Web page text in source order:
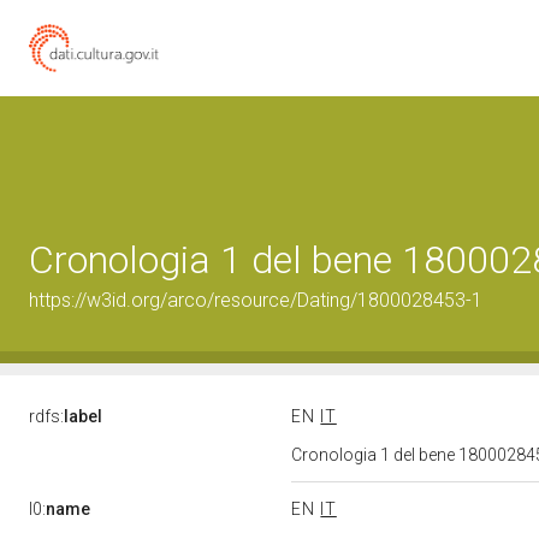
Cronologia 1 del bene
https://w3id.org/arco/resource/Dating/1800028453-1
rdfs: label EN
IT
Cronologia 1 del bene
l0:name EN
IT